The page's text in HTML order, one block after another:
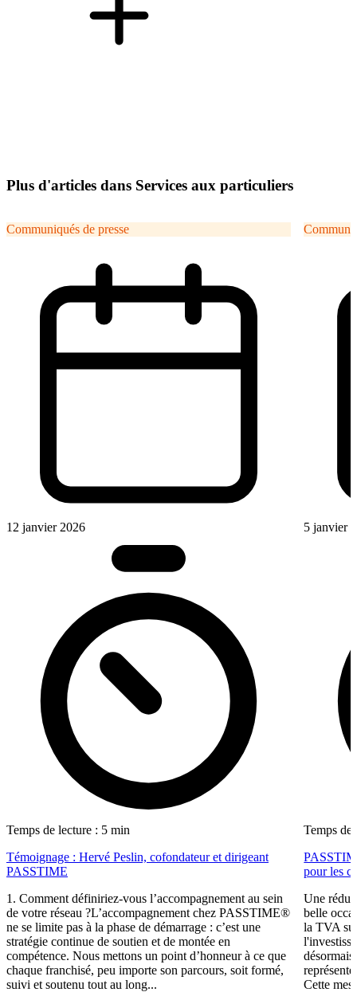
Plus d'articles dans Services aux particuliers
Communiqués de presse
12 janvier 2026
Temps de lecture : 5 min
Témoignage : Hervé Peslin, cofondateur et dirigeant
PASSTIME
1. Comment définiriez-vous l’accompagnement au sein
de votre réseau ?L’accompagnement chez PASSTIME®
ne se limite pas à la phase de démarrage : c’est une
stratégie continue de soutien et de montée en
compétence. Nous mettons un point d’honneur à ce que
chaque franchisé, peu importe son parcours, soit formé,
suivi et soutenu tout au long...
5 janvier
Temps de
pour les
Une
belle
la TVA
Cette